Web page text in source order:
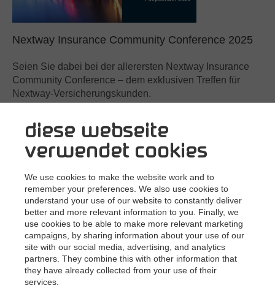
diese webseite
verwendet cookies
We use cookies to make the website work and to
remember your preferences. We also use cookies to
understand your use of our website to constantly deliver
better and more relevant information to you. Finally, we
use cookies to be able to make more relevant marketing
campaigns, by sharing information about your use of our
site with our social media, advertising, and analytics
partners. They combine this with other information that
they have already collected from your use of their
services.
Nextway Insurance Community Conference 2025
Seien Sie dabei bei der allerersten Nextway Insurance
Community Conference – dem exklusiven Treffen für
Nextway-Versicherungskunden.
Next®Invoices Benutzergruppe 07/2025
Holen Sie das Beste aus Ihrer Next® Invoices-Lösung